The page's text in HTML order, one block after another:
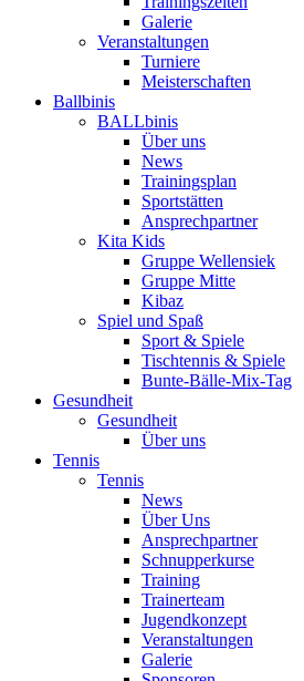
Galerie
Veranstaltungen
Turniere
Meisterschaften
Ballbinis
BALLbinis
Über uns
News
Trainingsplan
Sportstätten
Ansprechpartner
Kita Kids
Gruppe Wellensiek
Gruppe Mitte
Kibaz
Spiel und Spaß
Sport & Spiele
Tischtennis & Spiele
Bunte-Bälle-Mix-Tag
Gesundheit
Gesundheit
Über uns
Tennis
Tennis
News
Über Uns
Ansprechpartner
Schnupperkurse
Training
Trainerteam
Jugendkonzept
Veranstaltungen
Galerie